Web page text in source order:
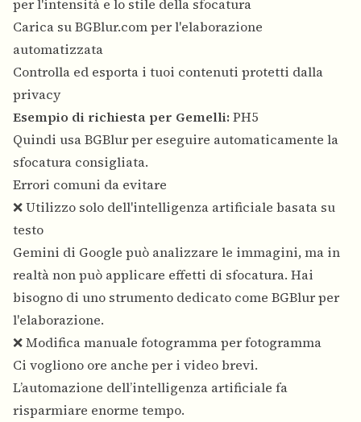
per l'intensità e lo stile della sfocatura
Carica su BGBlur.com per l'elaborazione
automatizzata
Controlla ed esporta i tuoi contenuti protetti dalla
privacy
Esempio di richiesta per Gemelli: PH5
Quindi usa BGBlur per eseguire automaticamente la
sfocatura consigliata.
Errori comuni da evitare
❌ Utilizzo solo dell'intelligenza artificiale basata su
testo
Gemini di Google può analizzare le immagini, ma in
realtà non può applicare effetti di sfocatura. Hai
bisogno di uno strumento dedicato come BGBlur per
l'elaborazione.
❌ Modifica manuale fotogramma per fotogramma
Ci vogliono ore anche per i video brevi.
L’automazione dell’intelligenza artificiale fa
risparmiare enorme tempo.